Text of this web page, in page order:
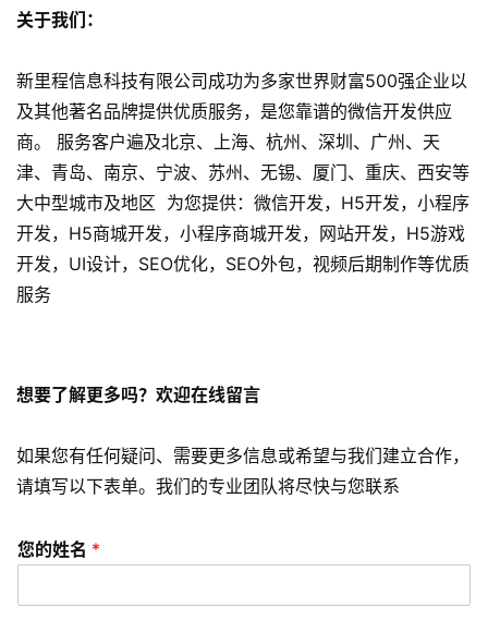
H
开
发
微
信
开
发
小
开
发
网
站
发
s
关于我们：
新里程信息科技有限公司成功为多家世界财富500强企业以
及其他著名品牌提供优质服务，是您靠谱的微信开发供应
商。 服务客户遍及北京、上海、杭州、深圳、广州、天
津、青岛、南京、宁波、苏州、无锡、厦门、重庆、西安等
大中型城市及地区 为您提供：微信开发，H5开发，小程序
开发，H5商城开发，小程序商城开发，网站开发，H5游戏
开发，UI设计，SEO优化，SEO外包，视频后期制作等优质
服务
想要了解更多吗？欢迎在线留言
如果您有任何疑问、需要更多信息或希望与我们建立合作，
请填写以下表单。我们的专业团队将尽快与您联系
您的姓名 *